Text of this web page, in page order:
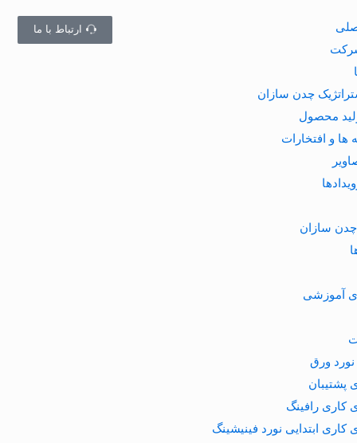
چدن سازان
محصول
ها و افتخارات
چدن سازان
آموزشی
ورق
پشتیبان
کاری رافینگ
کاری ابتدایی نورد فینیشینگ
ارتباط با ما